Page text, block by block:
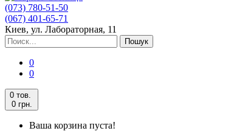
(073) 780-51-50
(067) 401-65-71
Киев, ул. Лабораторная, 11
Пошук
0
0
0 тов.
0 грн.
Ваша корзина пуста!